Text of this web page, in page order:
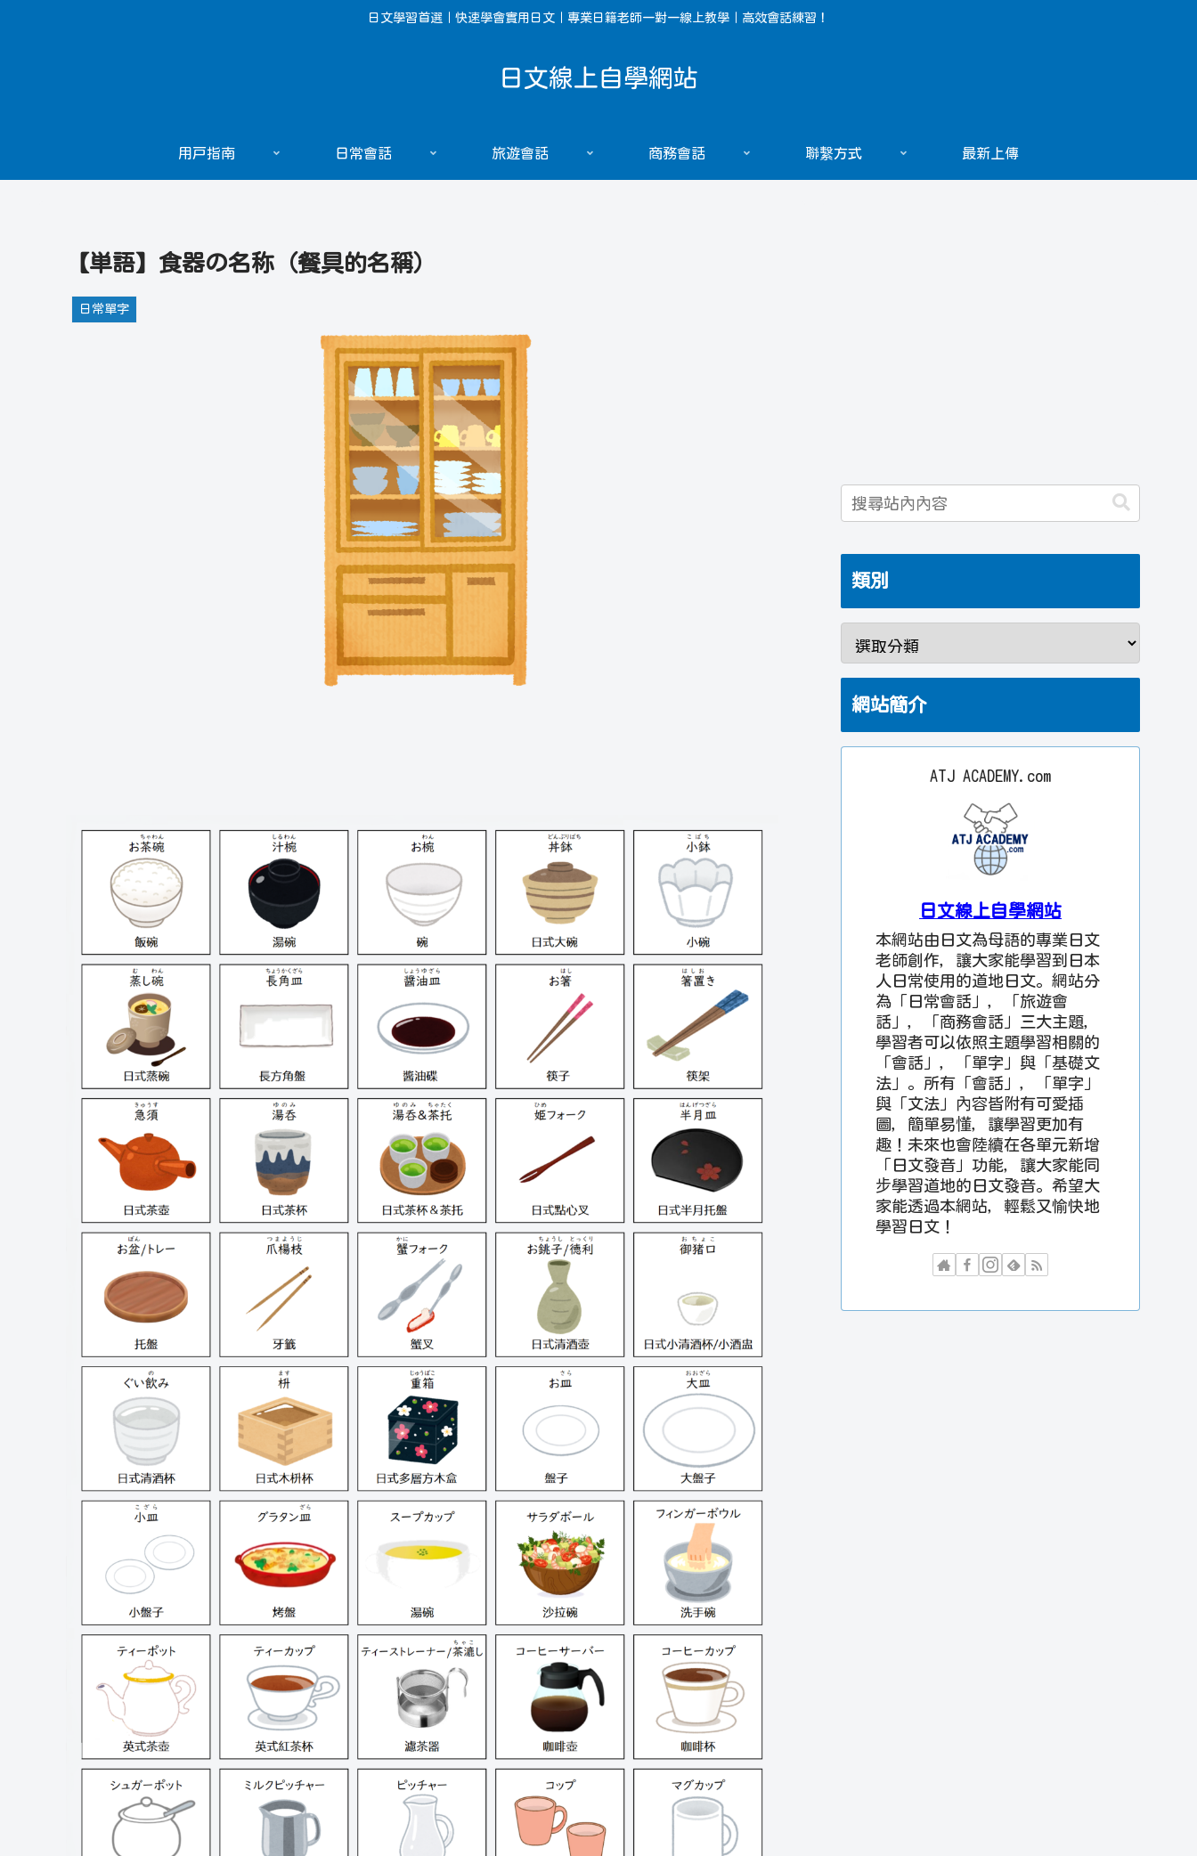
日文學習首選｜快速學會實用日文｜專業日籍老師一對一線上教學｜高效會話練習！
日文線上自學網站
用戸指南 日常會話 旅遊會話 商務會話 聯繫方式 最新上傳
【単語】食器の名称（餐具的名稱）
日常單字
類別
網站簡介
ATJ ACADEMY.com
日文線上自學網站
本網站由日文為母語的專業日文
老師創作，讓大家能學習到日本
人日常使用的道地日文。網站分
為「日常會話」，「旅遊會
話」，「商務會話」三大主題，
學習者可以依照主題學習相關的
「會話」，「單字」與「基礎文
法」。所有「會話」，「單字」
與「文法」內容皆附有可愛插
圖，簡單易懂，讓學習更加有
趣！未來也會陸續在各單元新增
「日文發音」功能，讓大家能同
步學習道地的日文發音。希望大
家能透過本網站，輕鬆又愉快地
學習日文！